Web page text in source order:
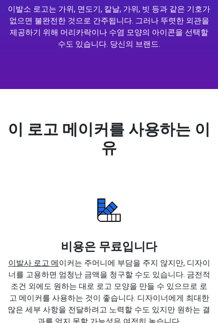
이발소 로고는 가위, 면도기, 칼날, 가위, 빗 등과 같은 기호가
없으면 불완전한 것으로 간주됩니다. 그러나 뚜렷한 외관을
제공하기 위해 머리카락이나 수염 모양의 아이콘을 선택할
수도 있습니다. 당신의 브랜드.
이 로고 메이커를 사용하는 이
유
비용은 무료입니다
이발사 로고 메이커는 주머니에 부담을 주지 않지만, 디자이
너를 고용하면 엄청난 금액을 청구할 수도 있습니다. 금전적
조건 외에도 원하는 대로 로고 모양을 만들 수 있으므로 로
고 메이커를 사용하는 것이 좋습니다. 디자이너에게 최대한
많은 세부 사항을 전달하려고 노력할 수도 있지만 원하는 결
과를 얻지 못할 가능성은 여전히 높습니다.